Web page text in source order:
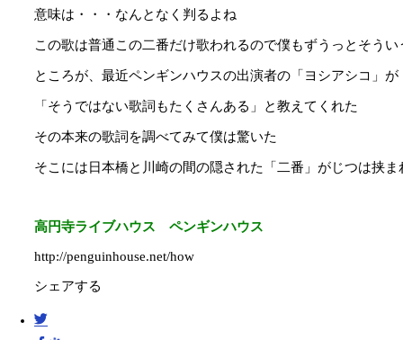
意味は・・・なんとなく判るよね
この歌は普通この二番だけ歌われるので僕もずうっとそう
ところが、最近ペンギンハウスの出演者の「ヨシアシコ」が
「そうではない歌詞もたくさんある」と教えてくれた
その本来の歌詞を調べてみて僕は驚いた
そこには日本橋と川崎の間の隠された「二番」がじつは挟
高円寺ライブハウス ペンギンハウス
http://penguinhouse.net/how
シェアする